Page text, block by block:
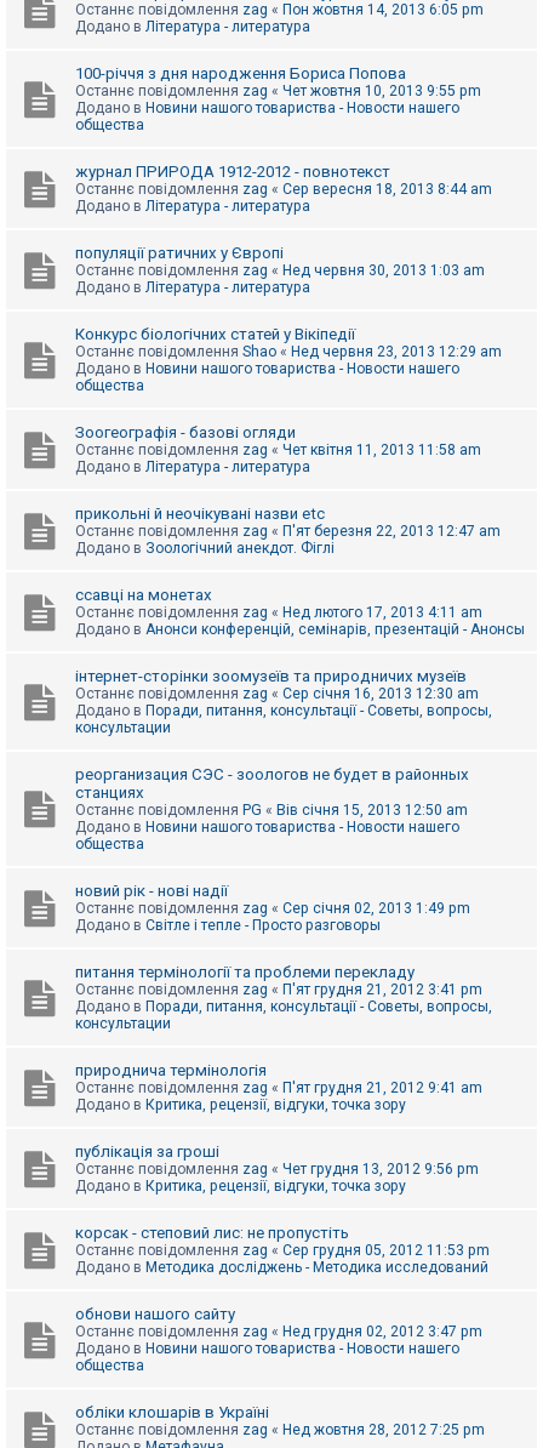
и
е
ш
к
м
г
Останнє повідомлення zag « Пон жовтня 14, 2013 6:05 pm
Додано в Література - литература
100-річчя з дня народження Бориса Попова
Останнє повідомлення zag « Чет жовтня 10, 2013 9:55 pm
Додано в Новини нашого товариства - Новости нашего
общества
журнал ПРИРОДА 1912-2012 - повнотекст
Останнє повідомлення zag « Сер вересня 18, 2013 8:44 am
Додано в Література - литература
популяції ратичних у Європі
Останнє повідомлення zag « Нед червня 30, 2013 1:03 am
Додано в Література - литература
Конкурс біологічних статей у Вікіпедії
Останнє повідомлення Shao « Нед червня 23, 2013 12:29 am
Додано в Новини нашого товариства - Новости нашего
общества
Зоогеографія - базові огляди
Останнє повідомлення zag « Чет квітня 11, 2013 11:58 am
Додано в Література - литература
прикольні й неочікувані назви etc
Останнє повідомлення zag « П'ят березня 22, 2013 12:47 am
Додано в Зоологічний анекдот. Фіглі
ссавці на монетах
Останнє повідомлення zag « Нед лютого 17, 2013 4:11 am
Додано в Анонси конференцій, семінарів, презентацій - Анонсы
інтернет-сторінки зоомузеїв та природничих музеїв
Останнє повідомлення zag « Сер січня 16, 2013 12:30 am
Додано в Поради, питання, консультації - Советы, вопросы,
консультации
реорганизация СЭС - зоологов не будет в районных
станциях
Останнє повідомлення PG « Вів січня 15, 2013 12:50 am
Додано в Новини нашого товариства - Новости нашего
общества
новий рік - нові надії
Останнє повідомлення zag « Сер січня 02, 2013 1:49 pm
Додано в Світле і тепле - Просто разговоры
питання термінології та проблеми перекладу
Останнє повідомлення zag « П'ят грудня 21, 2012 3:41 pm
Додано в Поради, питання, консультації - Советы, вопросы,
консультации
природнича термінологія
Останнє повідомлення zag « П'ят грудня 21, 2012 9:41 am
Додано в Критика, рецензії, відгуки, точка зору
публікація за гроші
Останнє повідомлення zag « Чет грудня 13, 2012 9:56 pm
Додано в Критика, рецензії, відгуки, точка зору
корсак - степовий лис: не пропустіть
Останнє повідомлення zag « Сер грудня 05, 2012 11:53 pm
Додано в Методика досліджень - Методика исследований
обнови нашого сайту
Останнє повідомлення zag « Нед грудня 02, 2012 3:47 pm
Додано в Новини нашого товариства - Новости нашего
общества
обліки клошарів в Україні
Останнє повідомлення zag « Нед жовтня 28, 2012 7:25 pm